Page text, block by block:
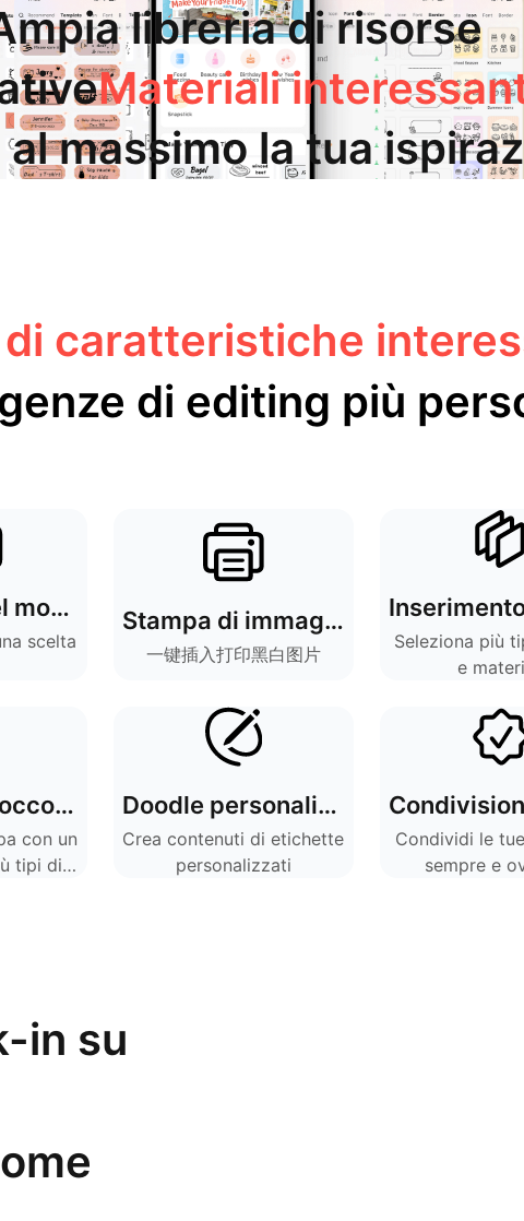
libreria di risorse
Materiali
massimo la tua
caratteristiche
di editing più
Selezione del modello
scelta
Stampa di immagini
一键插入打印黑白图片
Seleziona più
e
Stampa in blocco i nomi degli articoli con un solo tocco
con un
tipi di
Doodle personalizzati
Crea contenuti di etichette
personalizzati
Condividi le
sempre e
in su